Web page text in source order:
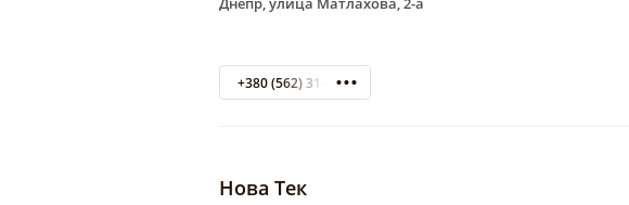
+380 (562) 31-80-75
Нова Тек